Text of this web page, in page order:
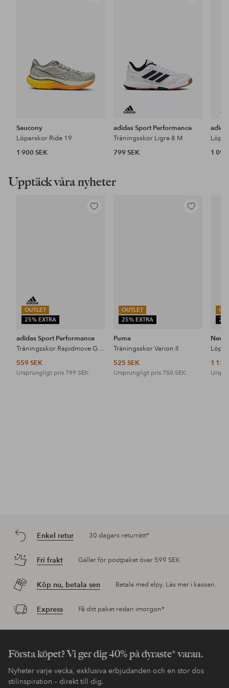
Saucony
Löparskor Ride 19
1 900 SEK
adidas Sport Performance
Träningsskor Ligra 8 M
799 SEK
1 099
Upptäck våra nyheter
OUTLET
25% EXTRA
Lägg
adidas Sport Performance
Träningsskor Rapidmove GO Trainer M
559 SEK
Ursprungligt pris 799 SEK
OUTLET
25% EXTRA
Lägg
Puma
Träningsskor Varion II
525 SEK
Ursprungligt pris 750 SEK
New
1 120
Enkel retur 30 dagars returrätt*
Fri frakt Gäller för postpaket över 599 SEK
Köp nu, betala sen Betala med elpy. Läs mer i kassan.
Express Få ditt paket redan imorgon*
Första köpet? Vi ger dig 40% på dyraste* varan.
Nyheter varje vecka, exklusiva erbjudanden och en stor dos
stilinspiration – direkt till dig.